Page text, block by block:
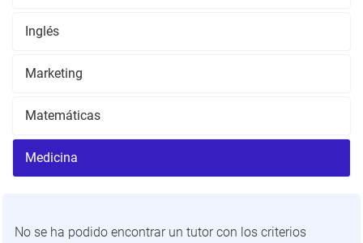
No se ha podido encontrar un tutor con los criterios
Inglés
Marketing
Matemáticas
Medicina